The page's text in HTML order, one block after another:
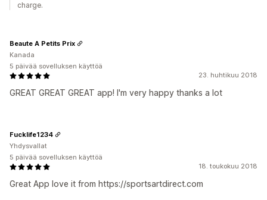
charge.
23. huhtikuu 2018
GREAT GREAT GREAT app! I'm very happy thanks a lot
Beaute A Petits Prix
Kanada
5 päivää sovelluksen käyttöä
18. toukokuu 2018
Great App love it from https://sportsartdirect.com
Fucklife1234
Yhdysvallat
5 päivää sovelluksen käyttöä